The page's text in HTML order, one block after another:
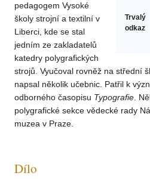
Trvalý
odkaz
pedagogem Vysoké
školy strojní a textilní v
Liberci, kde se stal
jedním ze zakladatelů
katedry polygrafických
strojů. Vyučoval rovněž na střední
napsal několik učebnic. Patřil k
odborného časopisu Typografie .
polygrafické sekce vědecké rady
muzea v Praze.
Dílo